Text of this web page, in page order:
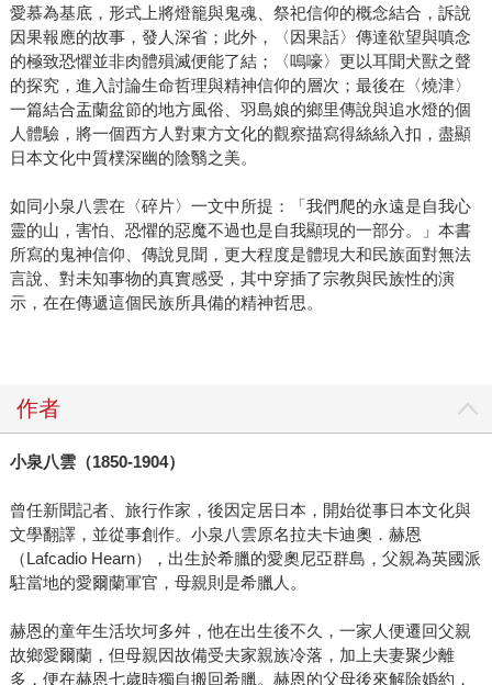
愛慕為基底，形式上將燈籠與鬼魂、祭祀信仰的概念結合，訴說
因果報應的故事，發人深省；此外，〈因果話〉傳達欲望與嗔念
的極致恐懼並非肉體殞滅便能了結；〈嗚嚎〉更以耳聞犬獸之聲
的探究，進入討論生命哲理與精神信仰的層次；最後在〈燒津〉
一篇結合盂蘭盆節的地方風俗、羽島娘的鄉里傳說與追水燈的個
人體驗，將一個西方人對東方文化的觀察描寫得絲絲入扣，盡顯
日本文化中質樸深幽的陰翳之美。
如同小泉八雲在〈碎片〉一文中所提：「我們爬的永遠是自我心
靈的山，害怕、恐懼的惡魔不過也是自我顯現的一部分。」本書
所寫的鬼神信仰、傳說見聞，更大程度是體現大和民族面對無法
言說、對未知事物的真實感受，其中穿插了宗教與民族性的演
示，在在傳遞這個民族所具備的精神哲思。
作者
小泉八雲（1850-1904）
曾任新聞記者、旅行作家，後因定居日本，開始從事日本文化與
文學翻譯，並從事創作。小泉八雲原名拉夫卡迪奧．赫恩
（Lafcadio Hearn），出生於希臘的愛奧尼亞群島，父親為英國派
駐當地的愛爾蘭軍官，母親則是希臘人。
赫恩的童年生活坎坷多舛，他在出生後不久，一家人便遷回父親
故鄉愛爾蘭，但母親因故備受夫家親族冷落，加上夫妻聚少離
多，便在赫恩七歲時獨自搬回希臘。赫恩的父母後來解除婚約，